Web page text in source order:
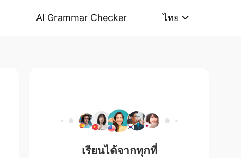
AI Grammar Checker ไทย
เรียนได้จากทุกที่